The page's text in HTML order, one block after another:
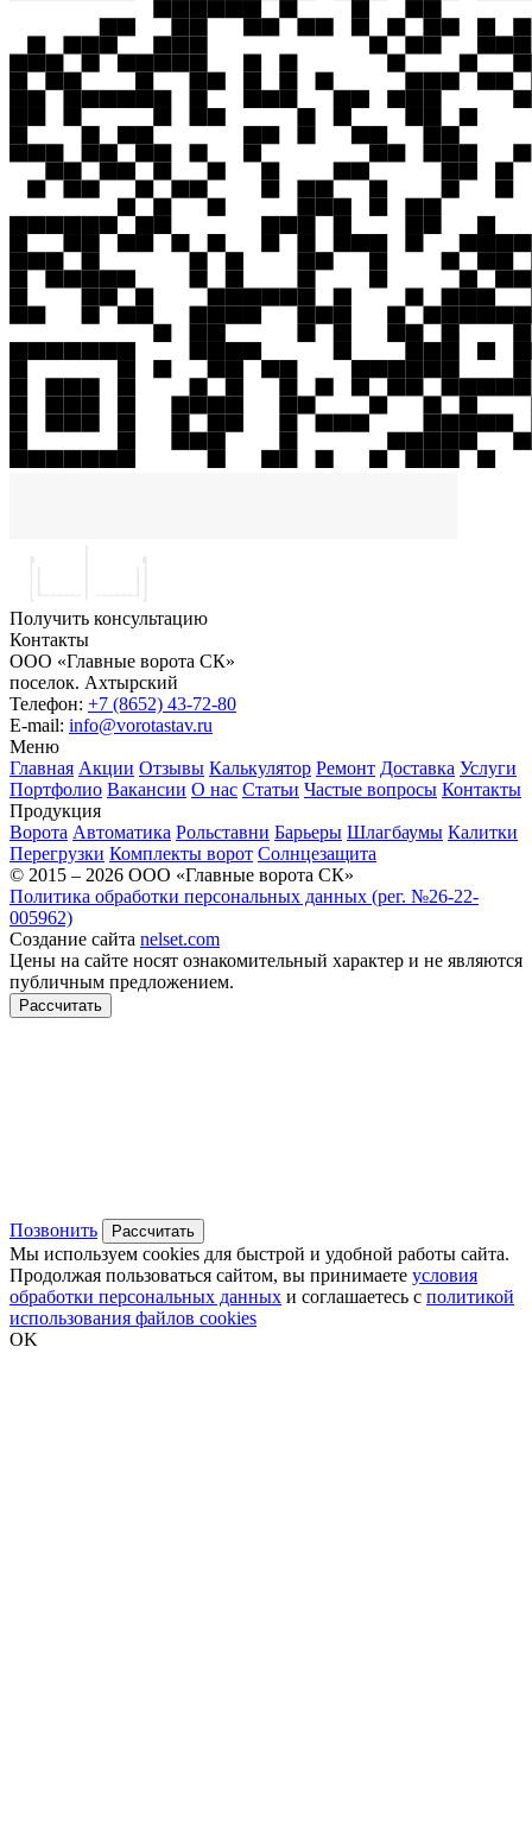
Получить консультацию
Контакты
ООО «Главные ворота СК»
поселок. Ахтырский
Телефон: +7 (8652) 43-72-80
E-mail: info@vorotastav.ru
Меню
Главная Акции Отзывы Калькулятор Ремонт Доставка Услуги
Портфолио Вакансии О нас Статьи Частые вопросы Контакты
Продукция
Ворота Автоматика Рольставни Барьеры Шлагбаумы Калитки
Перегрузки Комплекты ворот Солнцезащита
© 2015 – 2026 ООО «Главные ворота СК»
Политика обработки персональных данных (рег. №26-22-
005962)
Создание сайта nelset.com
Цены на сайте носят ознакомительный характер и не являются
публичным предложением.
Рассчитать
Позвонить Рассчитать
Мы используем cookies для быстрой и удобной работы сайта.
Продолжая пользоваться сайтом, вы принимаете условия
обработки персональных данных и соглашаетесь с политикой
использования файлов cookies
OK